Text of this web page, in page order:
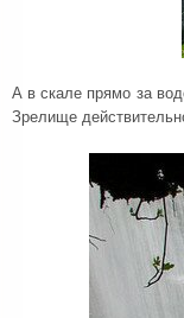
А в скале прямо за
Зрелище